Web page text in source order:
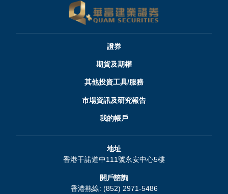
證券
期貨及期權
其他投資工具/服務
市場資訊及研究報告
我的帳戶
地址
香港干諾道中111號永安中心5樓
開戶諮詢
香港熱線: (852) 2971-5486